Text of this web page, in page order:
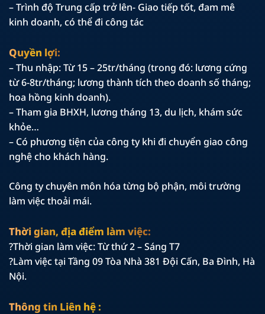
– Trình độ Trung cấp trở lên- Giao tiếp tốt, đam mê
kinh doanh, có thể đi công tác
Quyền lợi:
– Thu nhập: Từ 15 – 25tr/tháng (trong đó: lương cứng
từ 6-8tr/tháng; lương thành tích theo doanh số tháng;
hoa hồng kinh doanh).
– Tham gia BHXH, lương tháng 13, du lịch, khám sức
khỏe…
– Có phương tiện của công ty khi đi chuyển giao công
nghệ cho khách hàng.
Công ty chuyên môn hóa từng bộ phận, môi trường
làm việc thoải mái.
Thời gian, địa điểm làm việc:
?Thời gian làm việc: Từ thứ 2 – Sáng T7
?Làm việc tại Tầng 09 Tòa Nhà 381 Đội Cấn, Ba Đình, Hà
Nội.
Thông tin Liên hệ :